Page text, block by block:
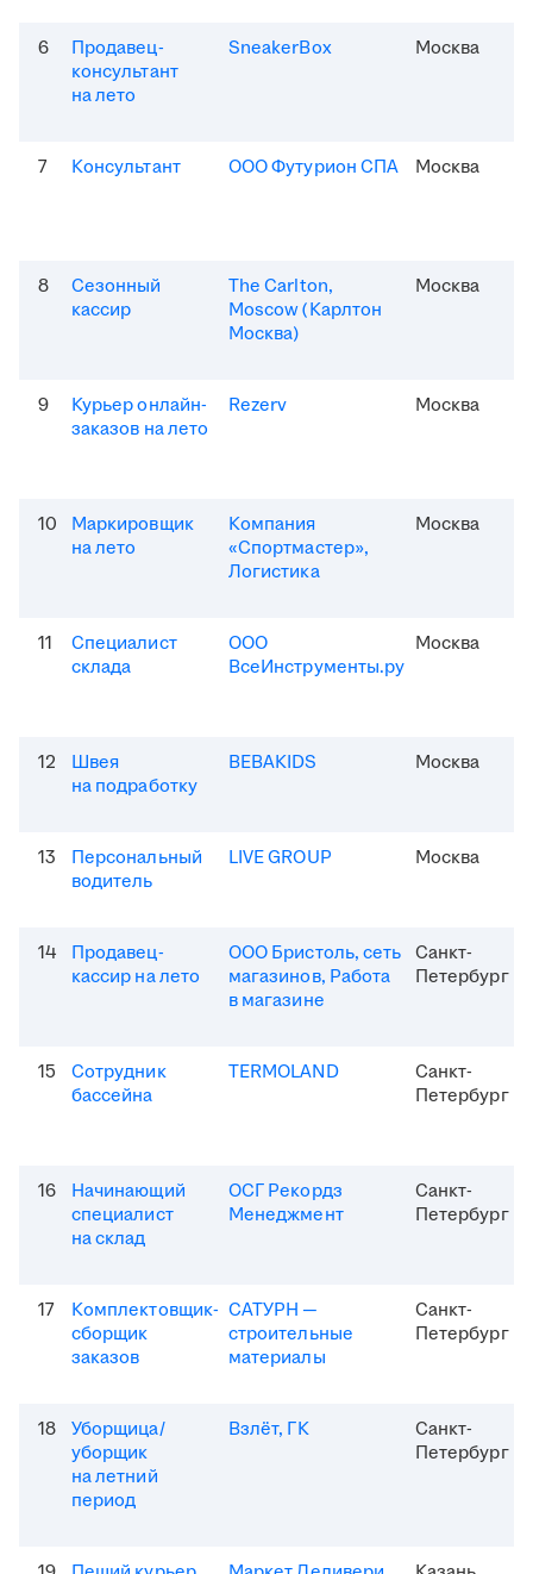
6
Продавец-
консультант
на лето
SneakerBox Москва
7 Консультант ООО Футурион СПА Москва
8
Сезонный
кассир
The Carlton,
Moscow (Карлтон
Москва)
Москва
9
Курьер онлайн-
заказов на лето
Rezerv Москва
10
Маркировщик
на лето
Компания
«Спортмастер»,
Логистика
Москва
11
Специалист
склада
ООО
ВсеИнструменты.ру
Москва
12
Швея
на подработку
BEBAKIDS Москва
13
Персональный
водитель
LIVE GROUP Москва
14
Продавец-
кассир на лето
ООО Бристоль, сеть
магазинов, Работа
в магазине
Санкт-
Петербург
15
Сотрудник
бассейна
TERMOLAND
Санкт-
Петербург
16
Начинающий
специалист
на склад
ОСГ Рекордз
Менеджмент
Санкт-
Петербург
17
Комплектовщик-
сборщик
заказов
САТУРН —
строительные
материалы
Санкт-
Петербург
18
Уборщица/
уборщик
на летний
период
Взлёт, ГК
Санкт-
Петербург